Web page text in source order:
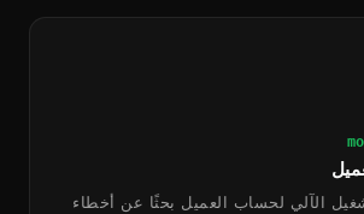
الآلي لحساب العميل بحثًا عن أخطاء